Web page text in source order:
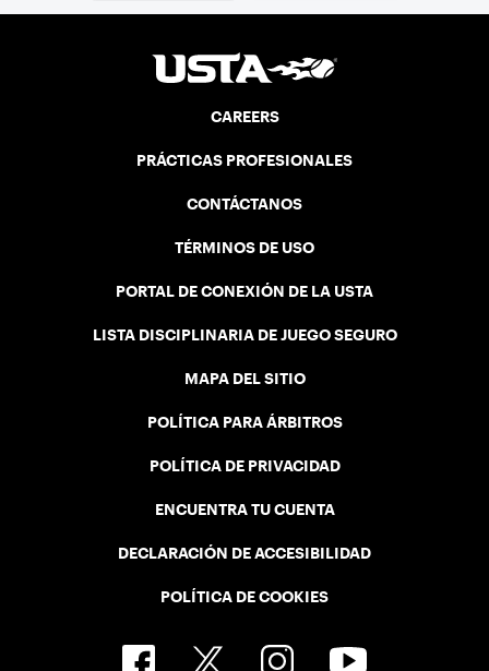
CAREERS
PRÁCTICAS PROFESIONALES
CONTÁCTANOS
TÉRMINOS DE USO
PORTAL DE CONEXIÓN DE LA USTA
LISTA DISCIPLINARIA DE JUEGO SEGURO
MAPA DEL SITIO
POLÍTICA PARA ÁRBITROS
POLÍTICA DE PRIVACIDAD
ENCUENTRA TU CUENTA
DECLARACIÓN DE ACCESIBILIDAD
POLÍTICA DE COOKIES